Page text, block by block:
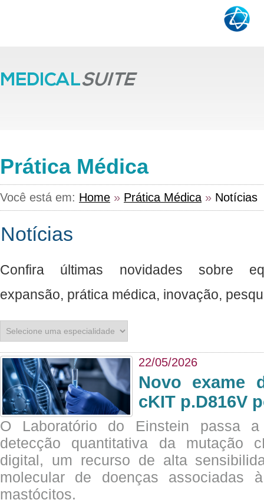
Prática Médica
Você está em: Home » Prática Médica » Notícias
Confira últimas novidades sobre
expansão, prática médica, inovação,
22/05/2026
Novo exame
cKIT p.D816V
O Laboratório do Einstein passa
detecção quantitativa da mutação
digital, um recurso de alta
molecular de doenças associadas
mastócitos.